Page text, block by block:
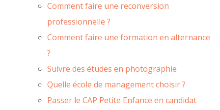
Comment faire une reconversion
professionnelle ?
Comment faire une formation en alternance
?
Suivre des études en photographie
Quelle école de management choisir ?
Passer le CAP Petite Enfance en candidat